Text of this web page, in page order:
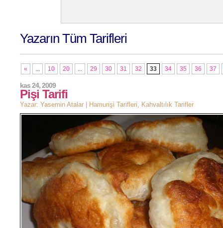
Yazarın Tüm Tarifleri
« 10 20 29 30 31 32 33 34 35 36 37
Pişi Tarifi
kas 24, 2009
Yazar: Yasemin Atalar | Hamurişi Tarifleri Kahvaltılık Tarifler